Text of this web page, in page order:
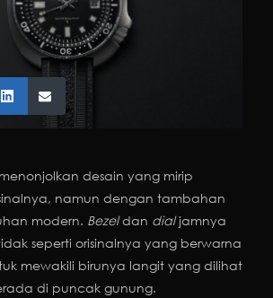
desain yang mirip
namun dengan tambahan
modern. Bezeldan dialjamnya
seperti orisinalnya yang berwarna
mewakili birunya langit yang dilihat
di puncak gunung.